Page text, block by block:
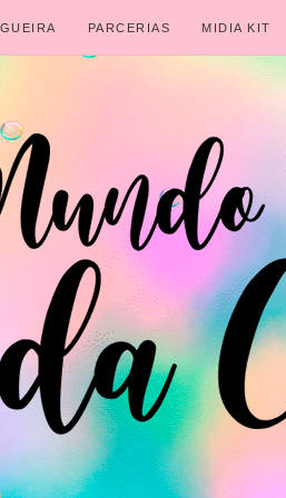
PARCERIAS MIDIA KIT